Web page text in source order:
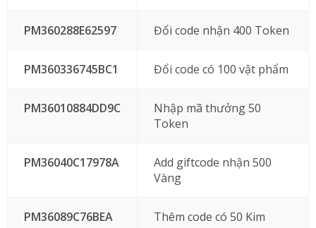
PM360288E62597 Đổi code nhận 400 Token
PM360336745BC1 Đổi code có 100 vật phẩm
PM36010884DD9C
Nhập mã thưởng 50
Token
PM36040C17978A
Add giftcode nhận 500
Vàng
PM36089C76BEA
Thêm code có 50 Kim